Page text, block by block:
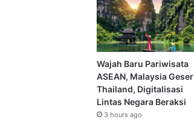
Wajah Baru Pariwisata
ASEAN, Malaysia Geser
Thailand, Digitalisasi
Lintas Negara Beraksi
3 hours ago